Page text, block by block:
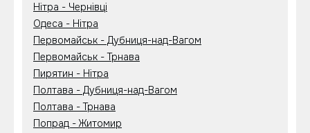
Нітра - Чернівці
Одеса - Нітра
Первомайськ - Дубниця-над-Вагом
Первомайськ - Трнава
Пирятин - Нітра
Полтава - Дубниця-над-Вагом
Полтава - Трнава
Попрад - Житомир